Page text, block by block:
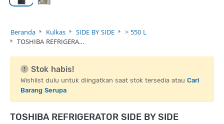
Beranda Kulkas SIDE BY SIDE
> 550 L
TOSHIBA REFRIGERA…
Stok habis!
Wishlist dulu untuk diingatkan saat stok tersedia atau Cari
Barang Serupa
TOSHIBA REFRIGERATOR SIDE BY SIDE